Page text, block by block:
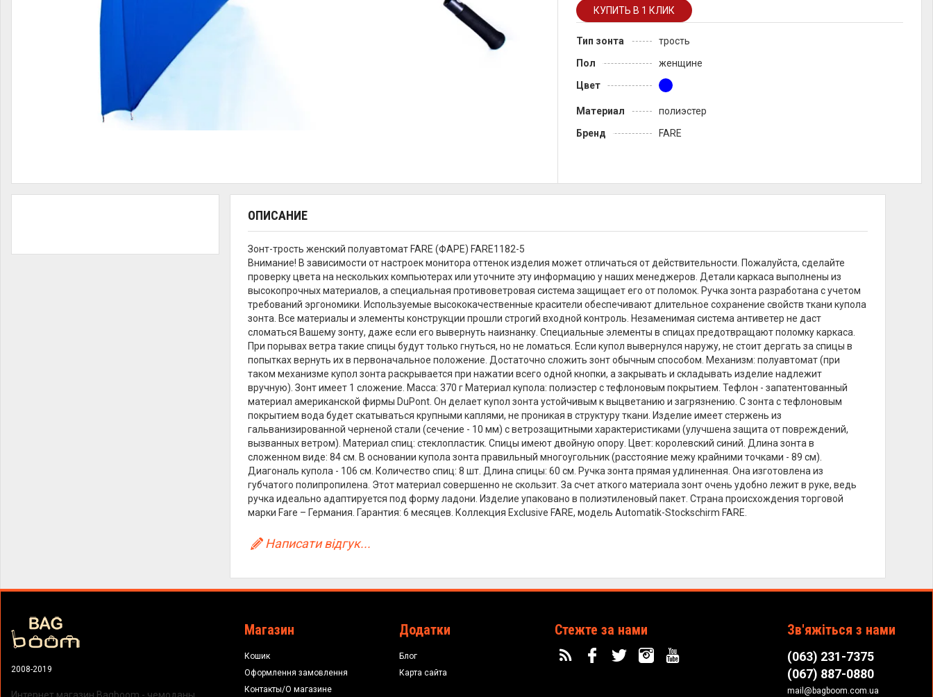
Тип зонта
трость
Пол
женщине
Цвет
Материал
полиэстер
Бренд
FARE
ОПИСАНИЕ
Зонт-трость женский полуавтомат FARE (ФАРЕ) FARE1182-5
Внимание! В зависимости от настроек монитора оттенок изделия может отличаться от действительности. Пожалуйста, сделайте
проверку цвета на нескольких компьютерах или уточните эту информацию у наших менеджеров. Детали каркаса выполнены из
высокопрочных материалов, а специальная противоветровая система защищает его от поломок. Ручка зонта разработана с учетом
требований эргономики. Используемые высококачественные красители обеспечивают длительное сохранение свойств ткани купола
зонта. Все материалы и элементы конструкции прошли строгий входной контроль. Незаменимая система антиветер не даст
сломаться Вашему зонту, даже если его вывернуть наизнанку. Специальные элементы в спицах предотвращают поломку каркаса.
При порывах ветра такие спицы будут только гнуться, но не ломаться. Если купол вывернулся наружу, не стоит дергать за спицы в
попытках вернуть их в первоначальное положение. Достаточно сложить зонт обычным способом. Механизм: полуавтомат (при
таком механизме купол зонта раскрывается при нажатии всего одной кнопки, а закрывать и складывать изделие надлежит
вручную). Зонт имеет 1 сложение. Масса: 370 г Материал купола: полиэстер с тефлоновым покрытием. Тефлон - запатентованный
материал американской фирмы DuPont. Он делает купол зонта устойчивым к выцветанию и загрязнению. С зонта с тефлоновым
покрытием вода будет скатываться крупными каплями, не проникая в структуру ткани. Изделие имеет стержень из
гальванизированной черненой стали (сечение - 10 мм) с ветрозащитными характеристиками (улучшена защита от повреждений,
вызванных ветром). Материал спиц: стеклопластик. Спицы имеют двойную опору. Цвет: королевский синий. Длина зонта в
сложенном виде: 84 см. В основании купола зонта правильный многоугольник (расстояние межу крайними точками - 89 см).
Диагональ купола - 106 см. Количество спиц: 8 шт. Длина спицы: 60 см. Ручка зонта прямая удлиненная. Она изготовлена из
губчатого полипропилена. Этот материал совершенно не скользит. За счет аткого материала зонт очень удобно лежит в руке, ведь
ручка идеально адаптируется под форму ладони. Изделие упаковано в полиэтиленовый пакет. Страна происхождения торговой
марки Fare – Германия. Гарантия: 6 месяцев. Коллекция Exclusive FARE, модель Automatik-Stockschirm FARE.
Написати відгук...
2008-2019
Магазин
Кошик
Оформлення замовлення
Контакты/О магазине
Додатки
Блог
Карта сайта
Стежте за нами Зв'яжіться з нами
(063) 231-7375
(067) 887-0880
mail@bagboom.com.ua